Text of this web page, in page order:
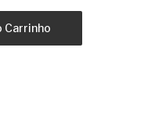
Carrinho